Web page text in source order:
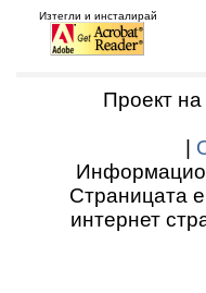
Изтегли и инсталирай
Проект на
Страницата
интернет